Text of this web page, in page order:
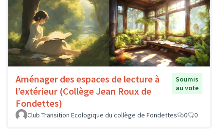
Aménager des espaces de lecture à
l’extérieur (Collège Jean Roux de
Fondettes)
Soumis
au vote
Club Transition Ecologique du collège de Fondettes 0 0